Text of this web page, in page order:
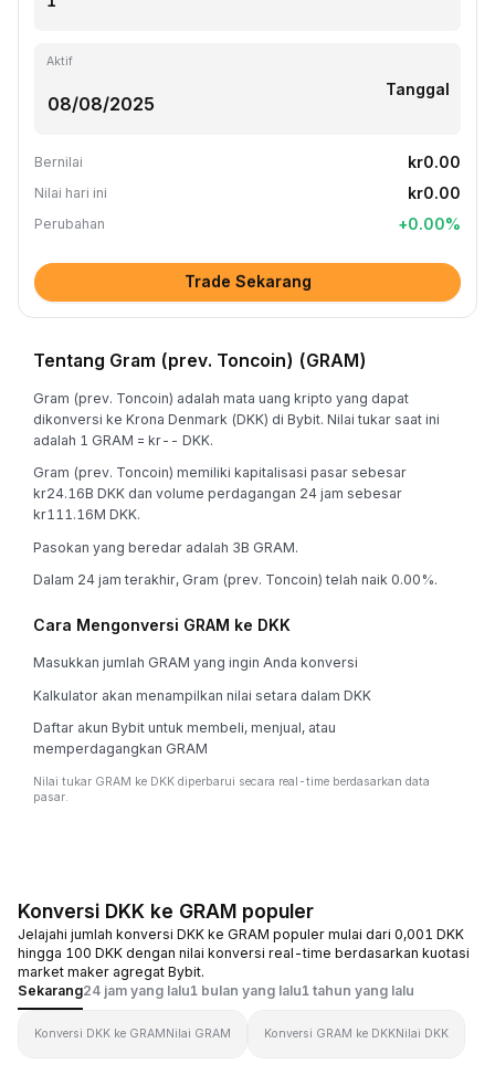
Aktif
Tanggal
Bernilai kr0.00
Nilai hari ini kr0.00
Perubahan +0.00%
Trade Sekarang
Tentang Gram (prev. Toncoin) (GRAM)
Gram (prev. Toncoin) adalah mata uang kripto yang dapat
dikonversi ke Krona Denmark (DKK) di Bybit. Nilai tukar saat ini
adalah 1 GRAM = kr-- DKK.
Gram (prev. Toncoin) memiliki kapitalisasi pasar sebesar
kr24.16B DKK dan volume perdagangan 24 jam sebesar
kr111.16M DKK.
Pasokan yang beredar adalah 3B GRAM.
Dalam 24 jam terakhir, Gram (prev. Toncoin) telah naik 0.00%.
Cara Mengonversi GRAM ke DKK
Masukkan jumlah GRAM yang ingin Anda konversi
Kalkulator akan menampilkan nilai setara dalam DKK
Daftar akun Bybit untuk membeli, menjual, atau
memperdagangkan GRAM
Nilai tukar GRAM ke DKK diperbarui secara real-time berdasarkan data
pasar.
Konversi DKK ke GRAM populer
Jelajahi jumlah konversi DKK ke GRAM populer mulai dari 0,001 DKK
hingga 100 DKK dengan nilai konversi real-time berdasarkan kuotasi
market maker agregat Bybit.
Sekarang24 jam yang lalu1 bulan yang lalu1 tahun yang lalu
Konversi DKK ke GRAMNilai GRAM Konversi GRAM ke DKKNilai DKK